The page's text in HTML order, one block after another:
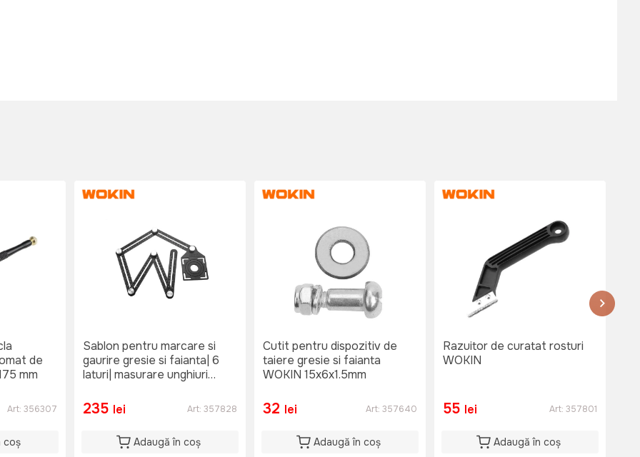
de
mm
Art: 356307
coș
Sablon pentru marcare si
gaurire gresie si faianta| 6
laturi| masurare unghiuri
235 lei Art: 357828
Adaugă în coș
Cutit pentru dispozitiv de
taiere gresie si faianta
WOKIN 15x6x1.5mm
32 lei Art: 357640
Adaugă în coș
Razuitor de curatat rosturi
WOKIN
55 lei Art: 357801
Adaugă în coș